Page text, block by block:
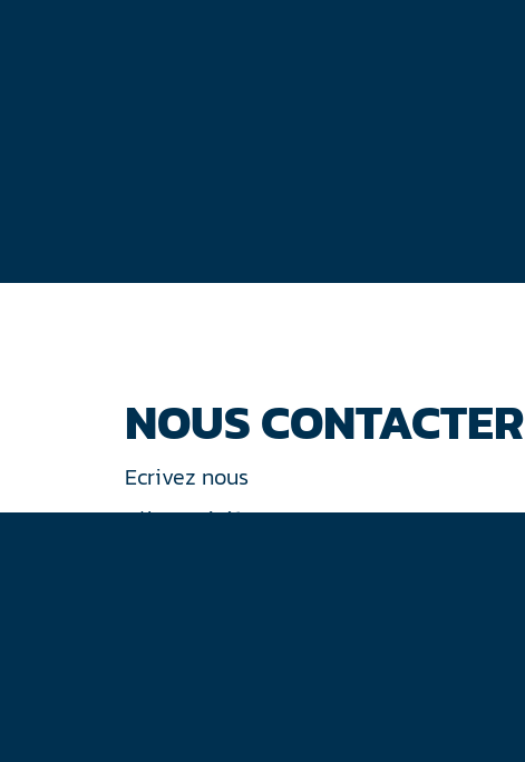
NOUS CONTACTER
Ecrivez nous
Tél : +33 (0)1 44 77 94 77